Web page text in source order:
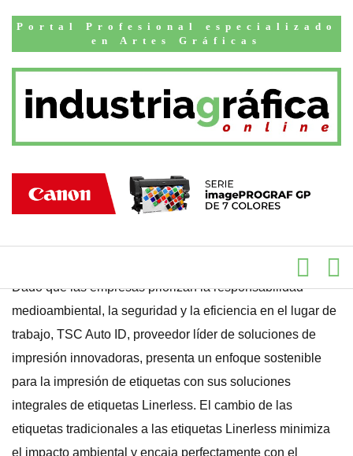
Portal Profesional especializado
en Artes Gráficas
Inicio Productos
TSC Auto ID
presenta una
solución completa
para la impresión
Linerless
Dado que las empresas priorizan la responsabilidad
medioambiental, la seguridad y la eficiencia en el lugar de
trabajo, TSC Auto ID, proveedor líder de soluciones de
impresión innovadoras, presenta un enfoque sostenible
para la impresión de etiquetas con sus soluciones
integrales de etiquetas Linerless. El cambio de las
etiquetas tradicionales a las etiquetas Linerless minimiza
el impacto ambiental y encaja perfectamente con el